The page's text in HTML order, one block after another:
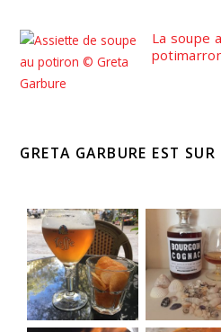
La soupe
GRETA GARBURE EST